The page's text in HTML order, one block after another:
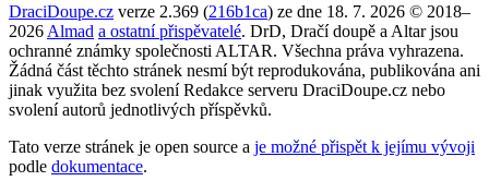
DraciDoupe.cz verze 2.369 (216b1ca) ze dne 18. 7. 2026 © 2018–
2026 Almad a ostatní přispěvatelé. DrD, Dračí doupě a Altar jsou
ochranné známky společnosti ALTAR. Všechna práva vyhrazena.
Žádná část těchto stránek nesmí být reprodukována, publikována ani
jinak využita bez svolení Redakce serveru DraciDoupe.cz nebo
svolení autorů jednotlivých příspěvků.
Tato verze stránek je open source a je možné přispět k jejímu vývoji
podle dokumentace.